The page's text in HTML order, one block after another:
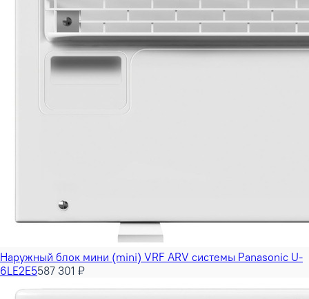
Наружный блок мини (mini) VRF ARV системы Panasonic U-
6LE2E5587 301 ₽